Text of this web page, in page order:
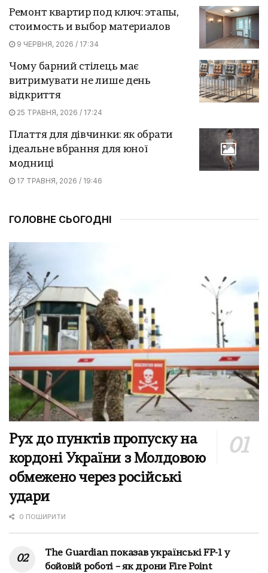
Ремонт квартир под ключ: этапы,
стоимость и выбор материалов
9 ЧЕРВНЯ, 2026 / 17:34
Чому барний стілець має
витримувати не лише день
відкриття
25 ТРАВНЯ, 2026 / 17:24
Плаття для дівчинки: як обрати
ідеальне вбрання для юної
модниці
17 ТРАВНЯ, 2026 / 19:46
ГОЛОВНЕ СЬОГОДНІ
Рух до пунктів пропуску на
кордоні України з Молдовою
обмежено через російські
удари
0 ПОШИРИТИ
The Guardian показав українські FP-1 у
бойовій роботі – як дрони Fire Point